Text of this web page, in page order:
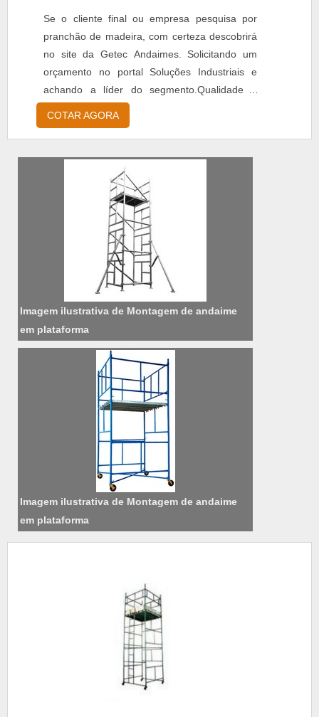
Se o cliente final ou empresa pesquisa por
pranchão de madeira, com certeza descobrirá
no site da Getec Andaimes. Solicitando um
orçamento no portal Soluções Industriais e
achando a líder do segmento.Qualidade é
aqui! Quando o quesito é pranchão de
madeira, na Getec Andaimes irá encontrar
montagens e desmontagens de
andaimes.DIFERENCIAIS IMPORTANTES DE
PRANCHÃO DE MADEIRAA Getec Andaimes
COTAR AGORA
Imagem ilustrativa de Montagem de andaime
em plataforma
Imagem ilustrativa de Montagem de andaime
em plataforma